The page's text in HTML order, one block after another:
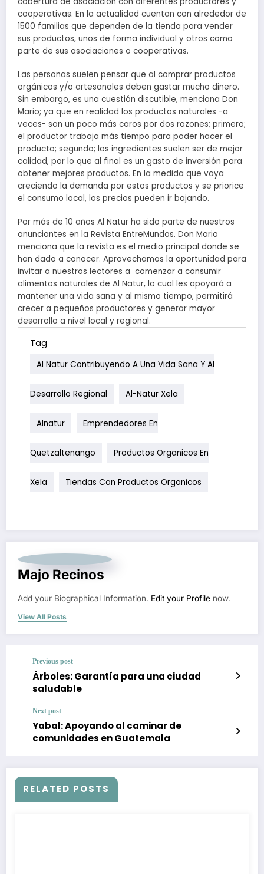
cooperativas. En la actualidad cuentan con alrededor de
1500 familias que dependen de la tienda para vender
sus productos, unos de forma individual y otros como
parte de sus asociaciones o cooperativas.
Las personas suelen pensar que al comprar productos
orgánicos y/o artesanales deben gastar mucho dinero.
Sin embargo, es una cuestión discutible, menciona Don
Mario; ya que en realidad los productos naturales -a
veces- son un poco más caros por dos razones; primero;
el productor trabaja más tiempo para poder hacer el
producto; segundo; los ingredientes suelen ser de mejor
calidad, por lo que al final es un gasto de inversión para
obtener mejores productos. En la medida que vaya
creciendo la demanda por estos productos y se priorice
el consumo local, los precios pueden ir bajando.
Por más de 10 años Al Natur ha sido parte de nuestros
anunciantes en la Revista EntreMundos. Don Mario
menciona que la revista es el medio principal donde se
han dado a conocer. Aprovechamos la oportunidad para
invitar a nuestros lectores a comenzar a consumir
alimentos naturales de Al Natur, lo cual les apoyará a
mantener una vida sana y al mismo tiempo, permitirá
crecer a pequeños productores y generar mayor
desarrollo a nivel local y regional.
Tag
Al‌ ‌Natur Contribuyendo‌ ‌a‌ ‌una‌ ‌vida‌ ‌sana‌ ‌y‌ ‌al‌
‌desarrollo‌ ‌regional‌ Al-Natur Xela
Alnatur Emprendedores En
Quetzaltenango Productos Organicos En
Xela Tiendas Con Productos Organicos
Majo Recinos
Add your Biographical Information. Edit your Profile now.
View All Posts
Previous post
Árboles: Garantía para una ciudad
saludable
Next post
Yabal: Apoyando al caminar de
comunidades en Guatemala
RELATED POSTS